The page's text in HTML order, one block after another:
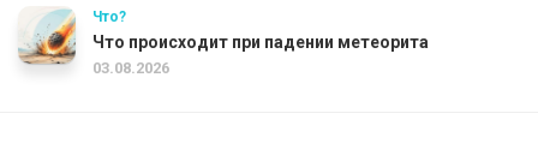
Что?
Что происходит при падении метеорита
03.08.2026